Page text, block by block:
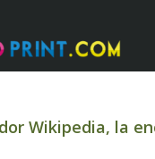
Wikipedia, la